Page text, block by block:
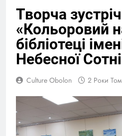
Творча зустріч
«Кольоровий
бібліотеці
Небесної Сотні
Culture Obolon 2 Роки